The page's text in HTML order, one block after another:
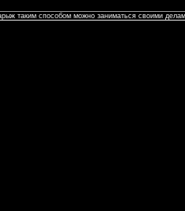
таким способом можно заниматься своими